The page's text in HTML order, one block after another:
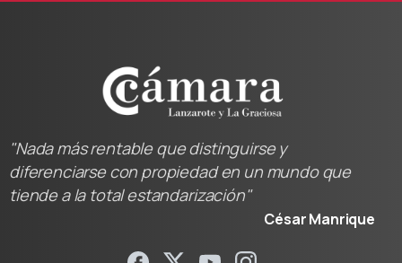
"Nada más rentable que distinguirse y
diferenciarse con propiedad en un mundo que
tiende a la total estandarización"
César Manrique